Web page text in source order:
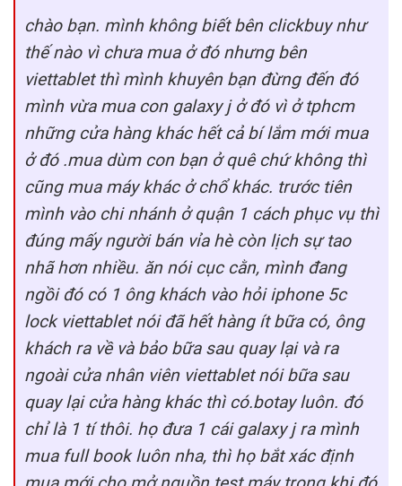
chào bạn. mình không biết bên clickbuy như
thế nào vì chưa mua ở đó nhưng bên
viettablet thì mình khuyên bạn đừng đến đó
mình vừa mua con galaxy j ở đó vì ở tphcm
những cửa hàng khác hết cả bí lắm mới mua
ở đó .mua dùm con bạn ở quê chứ không thì
cũng mua máy khác ở chổ khác. trước tiên
mình vào chi nhánh ở quận 1 cách phục vụ thì
đúng mấy người bán vỉa hè còn lịch sự tao
nhã hơn nhiều. ăn nói cục cằn, mình đang
ngồi đó có 1 ông khách vào hỏi iphone 5c
lock viettablet nói đã hết hàng ít bữa có, ông
khách ra về và bảo bữa sau quay lại và ra
ngoài cửa nhân viên viettablet nói bữa sau
quay lại cửa hàng khác thì có.botay luôn. đó
chỉ là 1 tí thôi. họ đưa 1 cái galaxy j ra mình
mua full book luôn nha, thì họ bắt xác định